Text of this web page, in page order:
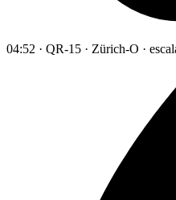
04:52 · QR-15 · Zürich-O ·